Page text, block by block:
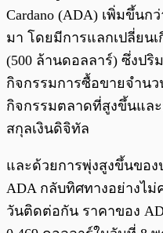
Cardano (ADA) เพิ่มขึ้นก
มา โดยมีการแลกเปลี่ยน
(500 ล้านดอลลาร์) ซึ่งป
กิจกรรมการซื้อขายจำน
กิจกรรมตลาดที่สูงขึ้นแล
สกุลเงินดิจิทัล
และด้วยการพุ่งสูงขึ้นขอ
ADA กลับทิศทางอย่างไ
วันติดต่อกัน ราคาของ